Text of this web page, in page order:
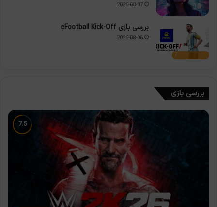
2026-08-07
7
بررسی بازی eFootball Kick-Off
2026-08-06
بررسی بازی